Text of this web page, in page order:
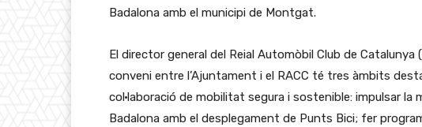
Badalona amb el municipi de Montgat.
El director general del Reial Automòbil Club de Catalunya
conveni entre l’Ajuntament i el RACC té tres àmbits
col·laboració de mobilitat segura i sostenible: impulsar
Badalona amb el desplegament de Punts Bici; fer